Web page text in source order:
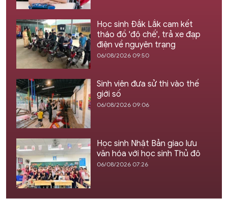
Học sinh Đắk Lắk cam kết
tháo đồ 'độ chế', trả xe đạp
điện về nguyên trạng
06/08/2026 09:50
Sinh viên đưa sử thi vào thế
giới số
06/08/2026 09:06
Học sinh Nhật Bản giao lưu
văn hóa với học sinh Thủ đô
06/08/2026 07:26